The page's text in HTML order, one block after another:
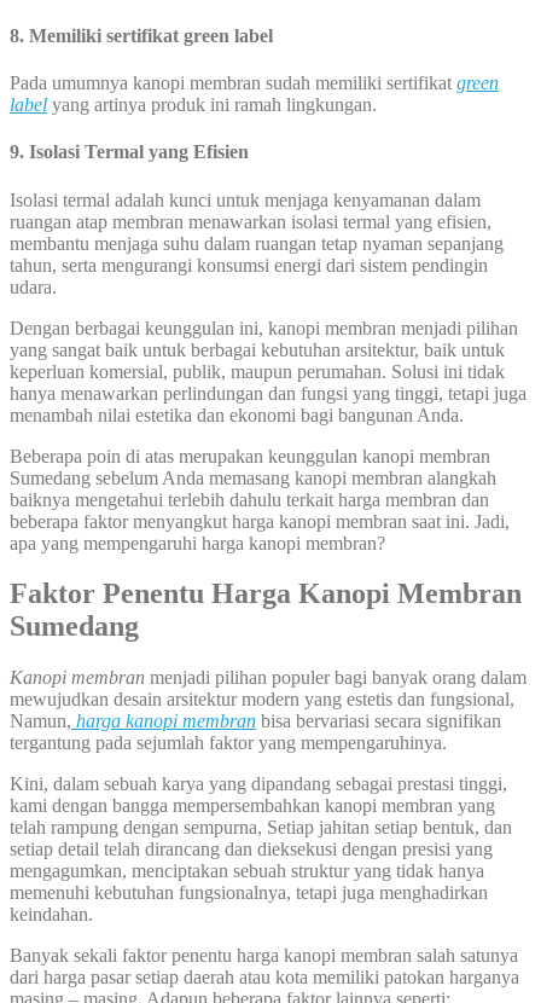
8. Memiliki sertifikat green label
Pada umumnya kanopi membran sudah memiliki sertifikat green
label yang artinya produk ini ramah lingkungan.
9. Isolasi Termal yang Efisien
Isolasi termal adalah kunci untuk menjaga kenyamanan dalam
ruangan atap membran menawarkan isolasi termal yang efisien,
membantu menjaga suhu dalam ruangan tetap nyaman sepanjang
tahun, serta mengurangi konsumsi energi dari sistem pendingin
udara.
Dengan berbagai keunggulan ini, kanopi membran menjadi pilihan
yang sangat baik untuk berbagai kebutuhan arsitektur, baik untuk
keperluan komersial, publik, maupun perumahan. Solusi ini tidak
hanya menawarkan perlindungan dan fungsi yang tinggi, tetapi juga
menambah nilai estetika dan ekonomi bagi bangunan Anda.
Beberapa poin di atas merupakan keunggulan kanopi membran
Sumedang sebelum Anda memasang kanopi membran alangkah
baiknya mengetahui terlebih dahulu terkait harga membran dan
beberapa faktor menyangkut harga kanopi membran saat ini. Jadi,
apa yang mempengaruhi harga kanopi membran?
Faktor Penentu Harga Kanopi Membran
Sumedang
Kanopi membran menjadi pilihan populer bagi banyak orang dalam
mewujudkan desain arsitektur modern yang estetis dan fungsional,
Namun, harga kanopi membran bisa bervariasi secara signifikan
tergantung pada sejumlah faktor yang mempengaruhinya.
Kini, dalam sebuah karya yang dipandang sebagai prestasi tinggi,
kami dengan bangga mempersembahkan kanopi membran yang
telah rampung dengan sempurna, Setiap jahitan setiap bentuk, dan
setiap detail telah dirancang dan dieksekusi dengan presisi yang
mengagumkan, menciptakan sebuah struktur yang tidak hanya
memenuhi kebutuhan fungsionalnya, tetapi juga menghadirkan
keindahan.
Banyak sekali faktor penentu harga kanopi membran salah satunya
dari harga pasar setiap daerah atau kota memiliki patokan harganya